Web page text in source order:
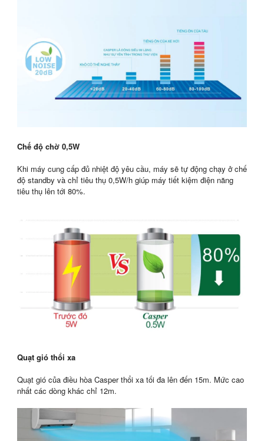
Chế độ chờ 0,5W
Khi máy cung cấp đủ nhiệt độ yêu cầu, máy sẽ tự động chạy ở chế
độ standby và chỉ tiêu thụ 0,5W/h giúp máy tiết kiệm điện năng
tiêu thụ lên tới 80%.
Quạt gió thổi xa
Quạt gió của điều hòa Casper thổi xa tối đa lên đến 15m. Mức cao
nhất các dòng khác chỉ 12m.